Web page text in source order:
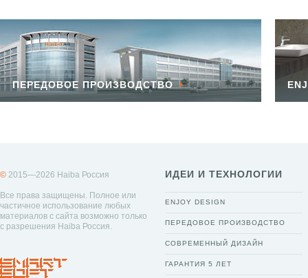
ПЕРЕДОВОЕ ПРОИЗВОДСТВО
© 2015—2026 Haiba Россия
Все права защищены. Полное или
частичное использование любых
материалов с сайта возможно только
с разрешения Haiba Россия.
ИДЕИ И ТЕХНОЛОГИИ
ENJOY DESIGN
ПЕРЕДОВОЕ ПРОИЗВОДСТВО
СОВРЕМЕННЫЙ ДИЗАЙН
ГАРАНТИЯ 5 ЛЕТ